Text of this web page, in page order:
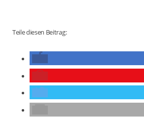
Teile diesen Beitrag: